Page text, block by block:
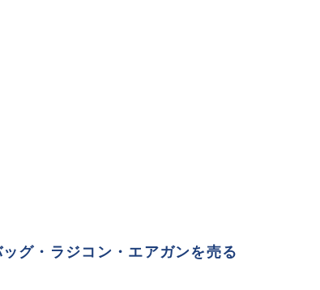
グ・ラジコン・エアガンを売る